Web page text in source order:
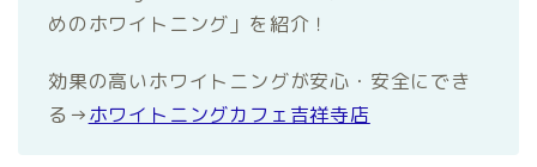
めのホワイトニング」を紹介！
効果の高いホワイトニングが安心・安全にでき
る→ホワイトニングカフェ吉祥寺店